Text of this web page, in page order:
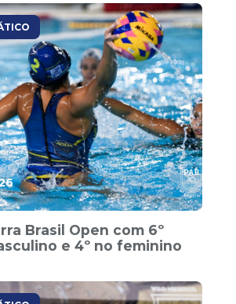
Brasil Open com 6º
e 4º no feminino